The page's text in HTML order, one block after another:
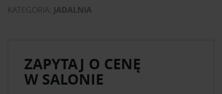
KATEGORIA: JADALNIA
ZAPYTAJ O CENĘ
W SALONIE